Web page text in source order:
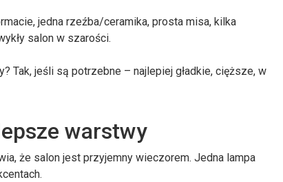
jedna rzeźba/ceramika, prosta misa, kilka
salon w szarości.
Tak, jeśli są potrzebne – najlepiej gładkie, cięższe, w
warstwy
że salon jest przyjemny wieczorem. Jedna lampa